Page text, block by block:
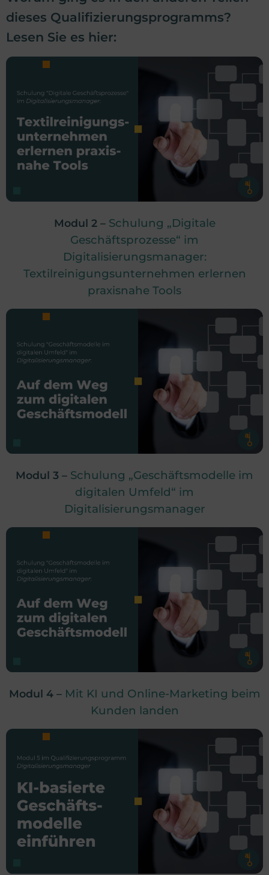
dieses Qualifizierungsprogramms?
Lesen Sie es hier:
Modul 2 – Schulung „Digitale
Geschäftsprozesse“ im
Digitalisierungsmanager:
Textilreinigungsunternehmen erlernen
praxisnahe Tools
Modul 3 – Schulung „Geschäftsmodelle im
digitalen Umfeld“ im
Digitalisierungsmanager
Modul 4 – Mit KI und Online-Marketing beim
Kunden landen